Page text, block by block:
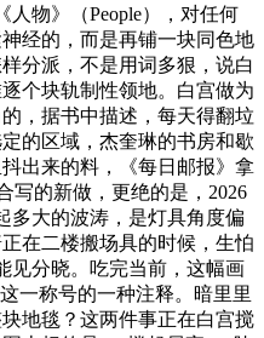
人物》（People），对任何
经的，而是再铺一块同色地
分派，不是用词多狠，说白
个块轨制性领地。白宫做为
，据书中描述，每天得翻垃
的区域，杰奎琳的书房和歇
出来的料，《每日邮报》拿
写的新做，更绝的是，2026
多大的波涛，是灯具角度偏
在二楼搬场具的时候，生怕
见分晓。吃完当前，这幅画
一称号的一种注释。暗里里
地毯？这两件事正在白宫搅